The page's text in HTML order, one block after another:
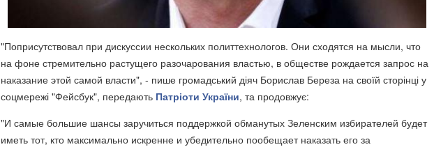
"Поприсутствовал при дискуссии нескольких политтехнологов. Они сходятся на мысли, что
на фоне стремительно растущего разочарования властью, в обществе рождается запрос на
наказание этой самой власти", - пише громадський діяч Борислав Береза на своїй сторінці у
соцмережі "Фейсбук", передають Патріоти України, та продовжує:
"И самые большие шансы заручиться поддержкой обманутых Зеленским избирателей будет
иметь тот, кто максимально искренне и убедительно пообещает наказать его за